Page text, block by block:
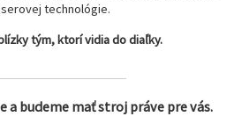
technológie.
tým, ktorí vidia do diaľky.
a budeme mať stroj práve pre vás.